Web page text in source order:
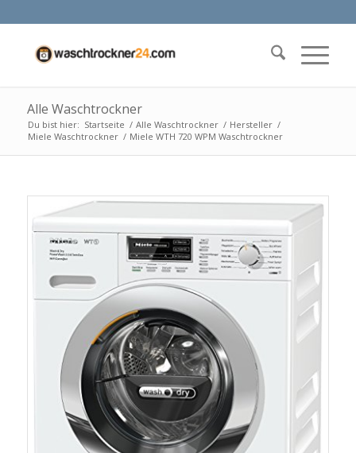
Alle Waschtrockner
Du bist hier: Startseite / Alle Waschtrockner / Hersteller /
Miele Waschtrockner / Miele WTH 720 WPM Waschtrockner